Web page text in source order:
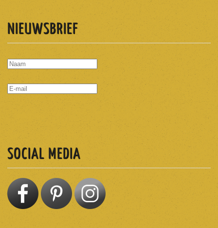
NIEUWSBRIEF
SOCIAL MEDIA